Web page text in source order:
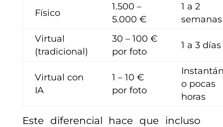
Físico
1.500 –
5.000 €
1 a 2
semanas
Virtual
(tradicional)
30 – 100 €
por foto
1 a 3 días
Virtual con
IA
1 – 10 €
por foto
o pocas
horas
Este diferencial hace que incluso